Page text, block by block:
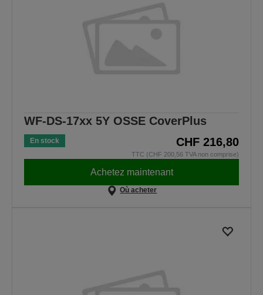
WF-DS-17xx 5Y OSSE CoverPlus
En stock CHF 216,80
TTC (CHF 200,56 TVA non comprise)
Achetez maintenant
Où acheter